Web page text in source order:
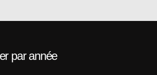
par année